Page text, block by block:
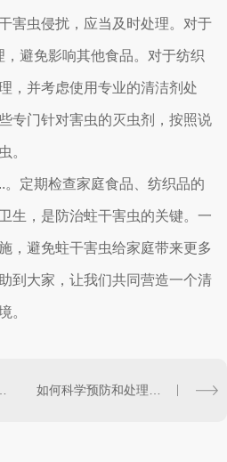
害虫侵扰，应当及时处理。对于
避免影响其他食品。对于纺织
，并考虑使用专业的清洁剂处
专门针对害虫的灭虫剂，按照说
。
。定期检查家庭食品、纺织品的
生，是防治蛀干害虫的关键。一
，避免蛀干害虫给家庭带来更多
到大家，让我们共同营造一个清
。